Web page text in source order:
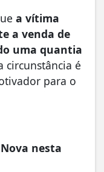
a vítima
a venda de
uma quantia
circunstância é
para o
nesta